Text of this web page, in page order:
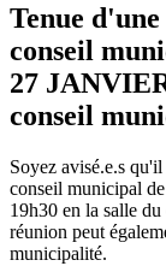
Tenue
conseil
27
conseil
Soyez avisé.e.s
conseil municipal
19h30 en la salle
réunion peut
municipalité.